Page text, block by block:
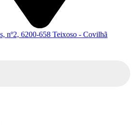
nº2, 6200-658 Teixoso - Covilhã